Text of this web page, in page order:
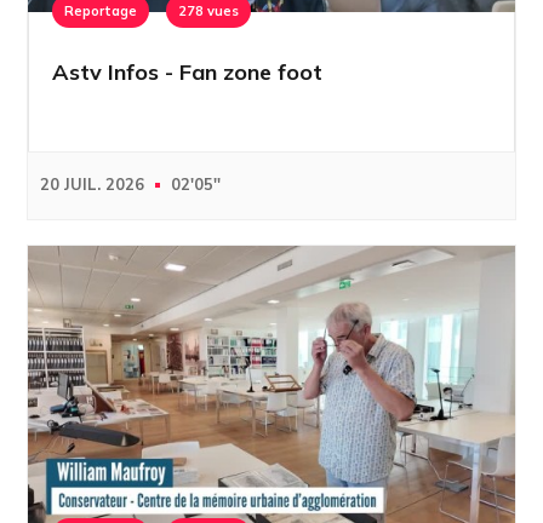
Reportage 278 vues
Astv Infos - Fan zone foot
20 JUIL. 2026 02'05''